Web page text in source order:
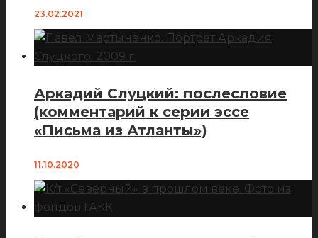
23.02.2021
Аркадий Слуцкий: послесловие
(комментарий к серии эссе
«Письма из Атланты»)
11.10.2020